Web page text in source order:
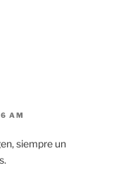
AM
siempre un